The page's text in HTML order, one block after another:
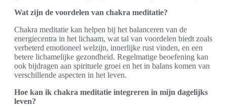
Wat zijn de voordelen van chakra meditatie?
Chakra meditatie kan helpen bij het balanceren van de
energiecentra in het lichaam, wat tal van voordelen biedt zoals
verbeterd emotioneel welzijn, innerlijke rust vinden, en een
betere lichamelijke gezondheid. Regelmatige beoefening kan
ook bijdragen aan spirituele groei en het in balans komen van
verschillende aspecten in het leven.
Hoe kan ik chakra meditatie integreren in mijn dagelijks
leven?